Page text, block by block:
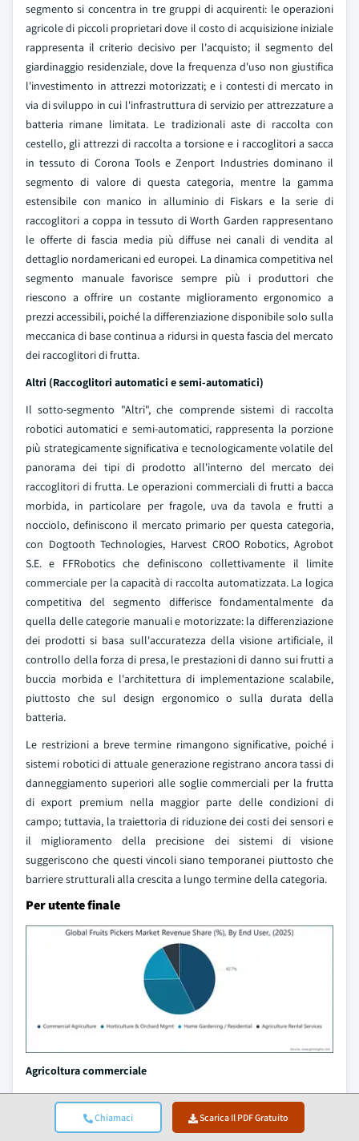
Chiamaci Scarica Il PDF Gratuito
segmento si concentra in tre gruppi di acquirenti: le operazioni
agricole di piccoli proprietari dove il costo di acquisizione iniziale
rappresenta il criterio decisivo per l'acquisto; il segmento del
giardinaggio residenziale, dove la frequenza d'uso non giustifica
l'investimento in attrezzi motorizzati; e i contesti di mercato in
via di sviluppo in cui l'infrastruttura di servizio per attrezzature a
batteria rimane limitata. Le tradizionali aste di raccolta con
cestello, gli attrezzi di raccolta a torsione e i raccoglitori a sacca
in tessuto di Corona Tools e Zenport Industries dominano il
segmento di valore di questa categoria, mentre la gamma
estensibile con manico in alluminio di Fiskars e la serie di
raccoglitori a coppa in tessuto di Worth Garden rappresentano
le offerte di fascia media più diffuse nei canali di vendita al
dettaglio nordamericani ed europei. La dinamica competitiva nel
segmento manuale favorisce sempre più i produttori che
riescono a offrire un costante miglioramento ergonomico a
prezzi accessibili, poiché la differenziazione disponibile solo sulla
meccanica di base continua a ridursi in questa fascia del mercato
dei raccoglitori di frutta.
Altri (Raccoglitori automatici e semi-automatici)
Il sotto-segmento "Altri", che comprende sistemi di raccolta
robotici automatici e semi-automatici, rappresenta la porzione
più strategicamente significativa e tecnologicamente volatile del
panorama dei tipi di prodotto all'interno del mercato dei
raccoglitori di frutta. Le operazioni commerciali di frutti a bacca
morbida, in particolare per fragole, uva da tavola e frutti a
nocciolo, definiscono il mercato primario per questa categoria,
con Dogtooth Technologies, Harvest CROO Robotics, Agrobot
S.E. e FFRobotics che definiscono collettivamente il limite
commerciale per la capacità di raccolta automatizzata. La logica
competitiva del segmento differisce fondamentalmente da
quella delle categorie manuali e motorizzate: la differenziazione
dei prodotti si basa sull'accuratezza della visione artificiale, il
controllo della forza di presa, le prestazioni di danno sui frutti a
buccia morbida e l'architettura di implementazione scalabile,
piuttosto che sul design ergonomico o sulla durata della
batteria.
Le restrizioni a breve termine rimangono significative, poiché i
sistemi robotici di attuale generazione registrano ancora tassi di
danneggiamento superiori alle soglie commerciali per la frutta
di export premium nella maggior parte delle condizioni di
campo; tuttavia, la traiettoria di riduzione dei costi dei sensori e
il miglioramento della precisione dei sistemi di visione
suggeriscono che questi vincoli siano temporanei piuttosto che
barriere strutturali alla crescita a lungo termine della categoria.
Per utente finale
Agricoltura commerciale
L'agricoltura commerciale rappresenta il segmento più ampio e
economicamente rilevante per i raccoglitori di frutta, generando
249,8 milioni di dollari nel 2025 e rappresentando il 42,7% della